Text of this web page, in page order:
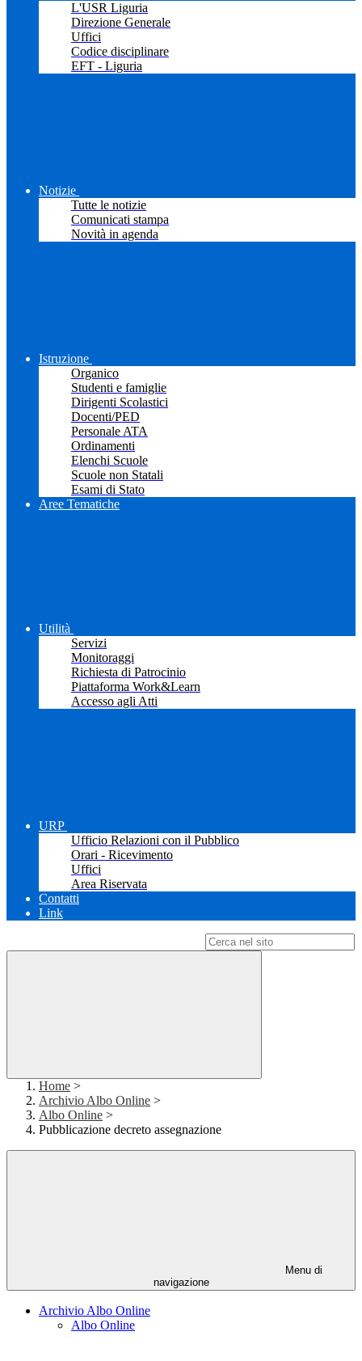
L'USR Liguria
Direzione Generale
Uffici
Codice disciplinare
EFT - Liguria
Notizie
Tutte le notizie
Comunicati stampa
Novità in agenda
Istruzione
Organico
Studenti e famiglie
Dirigenti Scolastici
Docenti/PED
Personale ATA
Ordinamenti
Elenchi Scuole
Scuole non Statali
Esami di Stato
Aree Tematiche
Utilità
Servizi
Monitoraggi
Richiesta di Patrocinio
Piattaforma Work&Learn
Accesso agli Atti
URP
Ufficio Relazioni con il Pubblico
Orari - Ricevimento
Uffici
Area Riservata
Contatti
Link
Home >
Archivio Albo Online >
Albo Online >
Pubblicazione decreto assegnazione
Menu di
navigazione
Archivio Albo Online
Albo Online